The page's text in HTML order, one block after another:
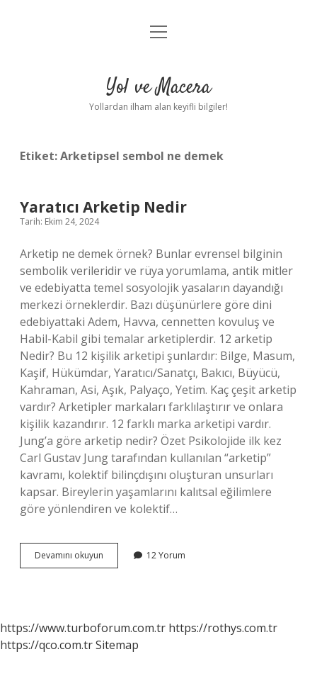
Anasayfa
Yasal Uyarı
menüyü
Yol ve Macera
Yollardan ilham alan keyifli bilgiler!
Etiket:Arketipsel sembol ne demek
Yaratıcı Arketip Nedir
Tarih: Ekim 24, 2024
Arketip ne demek örnek? Bunlar evrensel bilginin
sembolik verileridir ve rüya yorumlama, antik mitler
ve edebiyatta temel sosyolojik yasaların dayandığı
merkezi örneklerdir. Bazı düşünürlere göre dini
edebiyattaki Adem, Havva, cennetten kovuluş ve
Habil-Kabil gibi temalar arketiplerdir. 12 arketip
Nedir? Bu 12 kişilik arketipi şunlardır: Bilge, Masum,
Kaşif, Hükümdar, Yaratıcı/Sanatçı, Bakıcı, Büyücü,
Kahraman, Asi, Aşık, Palyaço, Yetim. Kaç çeşit arketip
vardır? Arketipler markaları farklılaştırır ve onlara
kişilik kazandırır. 12 farklı marka arketipi vardır.
Jung’a göre arketip nedir? Özet Psikolojide ilk kez
Carl Gustav Jung tarafından kullanılan “arketip”
kavramı, kolektif bilinçdışını oluşturan unsurları
kapsar. Bireylerin yaşamlarını kalıtsal eğilimlere
göre yönlendiren ve kolektif…
Devamını okuyun
Arketip
12 Yorum
https://www.turboforum.com.tr https://rothys.com.tr
https://qco.com.trSitemap